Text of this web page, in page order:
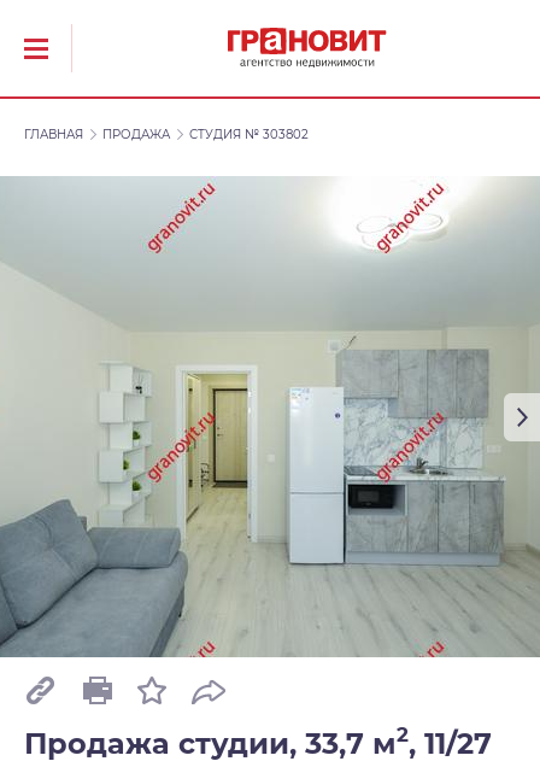
ГЛАВНАЯ ПРОДАЖА СТУДИЯ № 303802
Продажа студии, 33,7 м2, 11/27